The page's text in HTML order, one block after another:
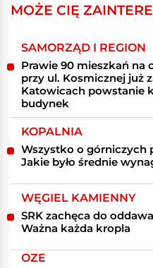
MOŻE CIĘ
SAMORZĄD I REGION
Prawie 90 mieszkań na
przy ul. Kosmicznej już
Katowicach powstanie
budynek
KOPALNIA
Wszystko o górniczych
Jakie było średnie
WĘGIEL KAMIENNY
SRK zachęca do
Ważna każda kropla
OZE